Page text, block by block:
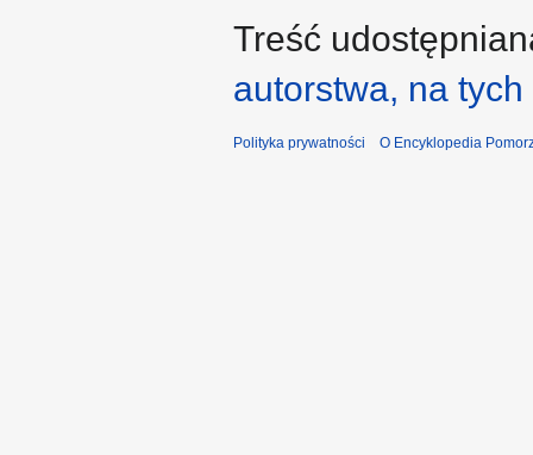
Treść
autorstwa, na
Polityka prywatności O Encyklopedia